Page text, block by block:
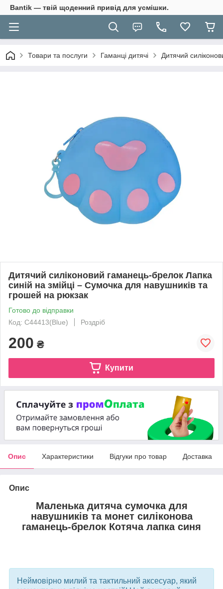
Bantik — твій щоденний привід для усмішки.
Товари та послуги Гаманці дитячі Дитячий
Дитячий силіконовий гаманець-брелок Лапка
синій на змійці – Сумочка для навушників та
грошей на рюкзак
Готово до відправки
Код: C44413(Blue)
Роздріб
200 ₴
Купити
Опис Характеристики Відгуки про товар Доставка
Опис
Маленька дитяча сумочка для
навушників та монет силіконова
гаманець-брелок Котяча лапка синя
Неймовірно милий та тактильний аксесуар, який